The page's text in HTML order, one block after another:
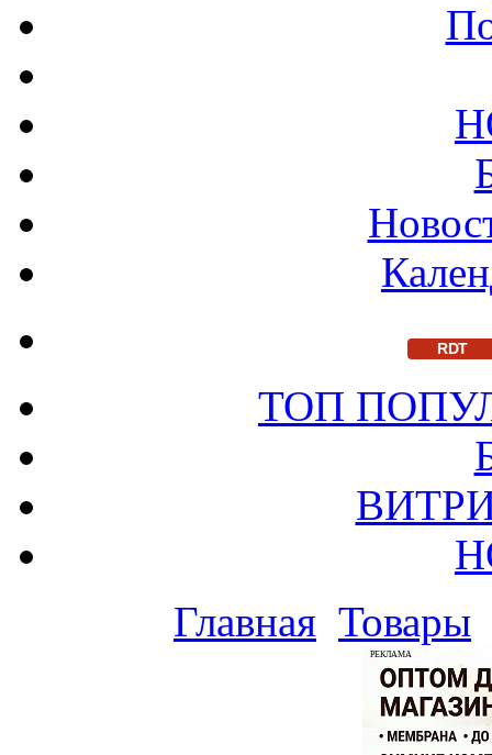
RDT
ТОП
Главная Товары
РЕКЛАМА